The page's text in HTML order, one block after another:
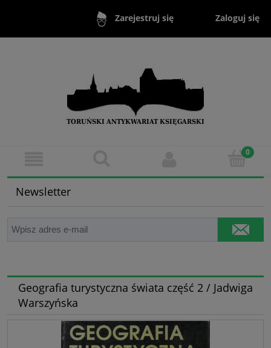
Zarejestruj się Zaloguj się
Newsletter
Geografia turystyczna świata część 2 / Jadwiga
Warszyńska